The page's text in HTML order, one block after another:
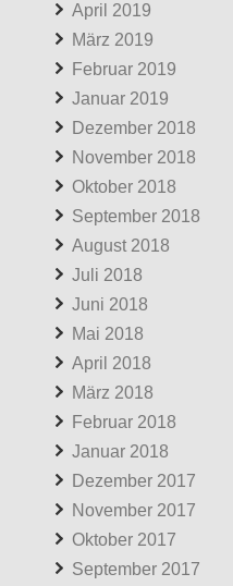
April 2019
März 2019
Februar 2019
Januar 2019
Dezember 2018
November 2018
Oktober 2018
September 2018
August 2018
Juli 2018
Juni 2018
Mai 2018
April 2018
März 2018
Februar 2018
Januar 2018
Dezember 2017
November 2017
Oktober 2017
September 2017